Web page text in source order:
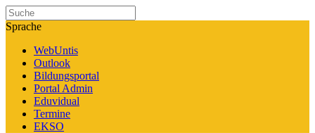
Sprache
WebUntis
Outlook
Bildungsportal
Portal Admin
Eduvidual
Termine
EKSO